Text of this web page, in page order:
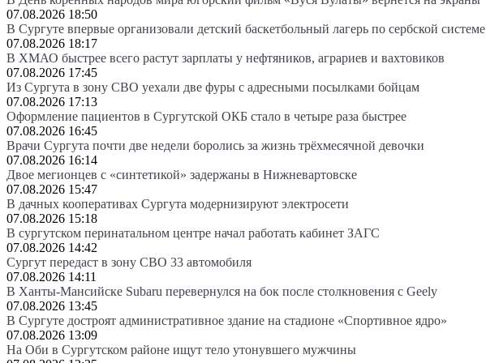
07.08.2026 18:50
В Сургуте впервые организовали детский баскетбольный лагерь по сербской системе
07.08.2026 18:17
В ХМАО быстрее всего растут зарплаты у нефтяников, аграриев и вахтовиков
07.08.2026 17:45
Из Сургута в зону СВО уехали две фуры с адресными посылками бойцам
07.08.2026 17:13
Оформление пациентов в Сургутской ОКБ стало в четыре раза быстрее
07.08.2026 16:45
Врачи Сургута почти две недели боролись за жизнь трёхмесячной девочки
07.08.2026 16:14
Двое мегионцев с «синтетикой» задержаны в Нижневартовске
07.08.2026 15:47
В дачных кооперативах Сургута модернизируют электросети
07.08.2026 15:18
В сургутском перинатальном центре начал работать кабинет ЗАГС
07.08.2026 14:42
Сургут передаст в зону СВО 33 автомобиля
07.08.2026 14:11
В Ханты-Мансийске Subaru перевернулся на бок после столкновения с Geely
07.08.2026 13:45
В Сургуте достроят административное здание на стадионе «Спортивное ядро»
07.08.2026 13:09
На Оби в Сургутском районе ищут тело утонувшего мужчины